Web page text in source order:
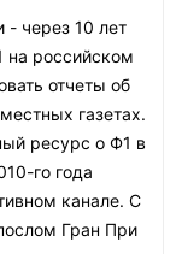
- через 10 лет
на российском
отчеты об
газетах.
ресурс о Ф1 в
го года
канале. С
Гран При